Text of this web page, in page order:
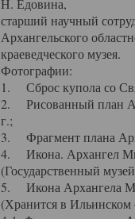
Н. Едовина,
старший научный
Архангельского
краеведческого музея.
Фотографии:
1. Сброс купола со
2. Рисованный план
г.;
3. Фрагмент плана
4. Икона. Архангел
(Государственный
5. Икона Архангела
(Хранится в Ильинском